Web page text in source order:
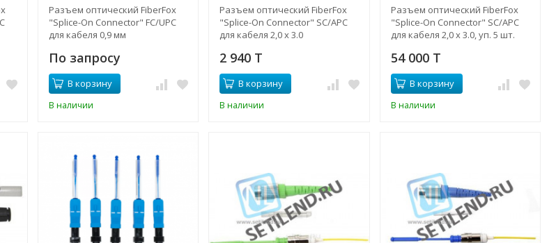
Разъем оптический FiberFox
"Splice-On Connector" FC/UPC
для кабеля 0,9 мм
По запросу
В корзину
В наличии
Разъем оптический FiberFox
"Splice-On Connector" SC/APC
для кабеля 2,0 х 3.0
2 940 T
В корзину
В наличии
Разъем оптический FiberFox
"Splice-On Connector" SC/APC
для кабеля 2,0 х 3.0, уп. 5 шт.
54 000 T
В корзину
В наличии